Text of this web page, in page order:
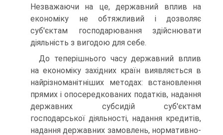
Незважаючи на це, державний вплив на
економіку не обтяжливий і дозволяє
суб'єктам господарювання здійснювати
діяльність з вигодою для себе.
До теперішнього часу державний вплив
на економіку західних країн виявляється в
найрізноманітніших методах: встановлення
прямих і опосередкованих податків, надання
державних субсидій суб'єктам
господарської діяльності, надання кредитів,
надання дер­жавних замовлень, нормативно-